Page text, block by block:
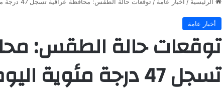
أخبار عامة
توقعات حالة الطقس:
تسجل 47 درجة مئوية اليوم